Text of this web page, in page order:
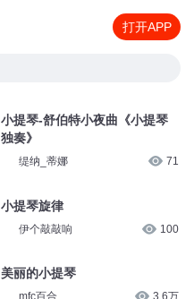
打开APP
小提琴-舒伯特小夜曲《小提琴
独奏》
缇纳_蒂娜 71
小提琴旋律
伊个敲敲响 100
美丽的小提琴
mfc百合 3.6万